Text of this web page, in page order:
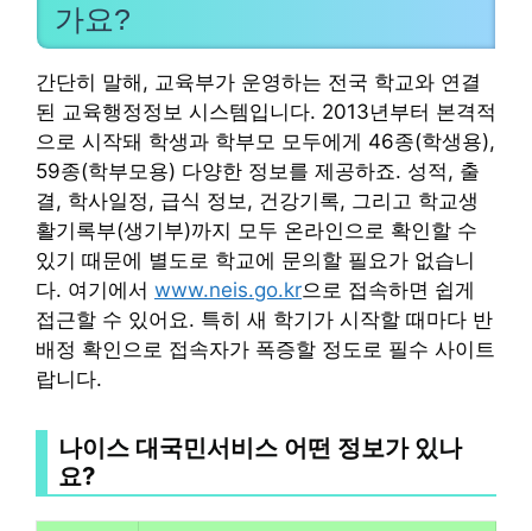
가요?
간단히 말해, 교육부가 운영하는 전국 학교와 연결
된 교육행정정보 시스템입니다. 2013년부터 본격적
으로 시작돼 학생과 학부모 모두에게 46종(학생용),
59종(학부모용) 다양한 정보를 제공하죠. 성적, 출
결, 학사일정, 급식 정보, 건강기록, 그리고 학교생
활기록부(생기부)까지 모두 온라인으로 확인할 수
있기 때문에 별도로 학교에 문의할 필요가 없습니
다. 여기에서 www.neis.go.kr으로 접속하면 쉽게
접근할 수 있어요. 특히 새 학기가 시작할 때마다 반
배정 확인으로 접속자가 폭증할 정도로 필수 사이트
랍니다.
나이스 대국민서비스 어떤 정보가 있나
요?